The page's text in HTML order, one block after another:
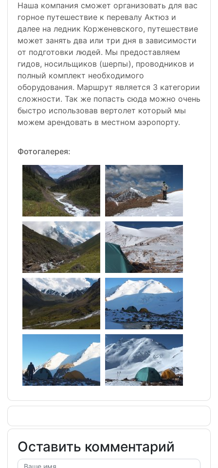
Наша компания сможет организовать для вас
горное путешествие к перевалу Актюз и
далее на ледник Корженевского, путешествие
может занять два или три дня в зависимости
от подготовки людей. Мы предоставляем
гидов, носильщиков (шерпы), проводников и
полный комплект необходимого
оборудования. Маршрут является 3 категории
сложности. Так же попасть сюда можно очень
быстро использовав вертолет который мы
можем арендовать в местном аэропорту.
Фотогалерея:
Оставить комментарий